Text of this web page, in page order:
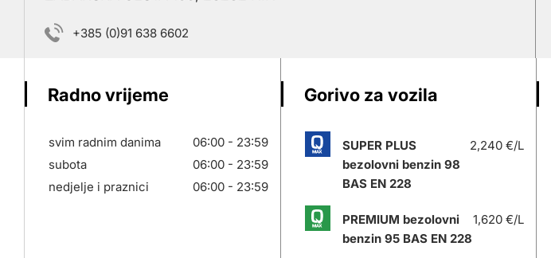
+385 (0)91 638 6602
Radno vrijeme
svim radnim danima
06:00 - 23:59
subota
06:00 - 23:59
nedjelje i praznici
06:00 - 23:59
Gorivo za vozila
SUPER PLUS
bezolovni benzin 98
BAS EN 228
2,240 €/L
PREMIUM bezolovni
benzin 95 BAS EN 228
1,620 €/L